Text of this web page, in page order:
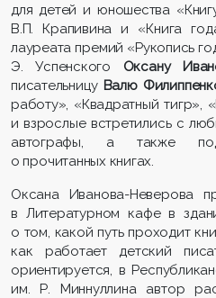
для детей и юношества
В.П. Крапивина и «Книга
лауреата премий «Рукопись
Э. Успенского Оксану
писательницу Валю
работу», «Квадратный
и взрослые встретились с
автографы, а также
о прочитанных книгах.
Оксана Иванова-Неверова
в Литературном кафе в
о том, какой путь проходит
как работает детский
ориентируется, в
им. Р. Миннуллина автор